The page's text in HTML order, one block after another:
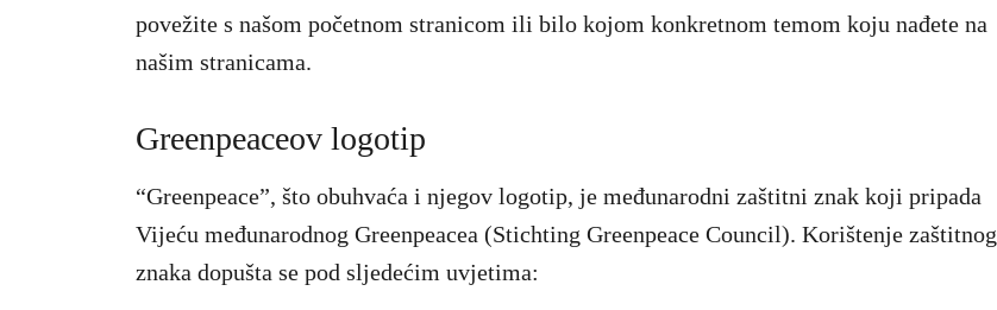
povežite s našom početnom stranicom ili bilo kojom konkretnom temom koju nađete na
našim stranicama.
Greenpeaceov logotip
“Greenpeace”, što obuhvaća i njegov logotip, je međunarodni zaštitni znak koji pripada
Vijeću međunarodnog Greenpeacea (Stichting Greenpeace Council). Korištenje zaštitnog
znaka dopušta se pod sljedećim uvjetima: